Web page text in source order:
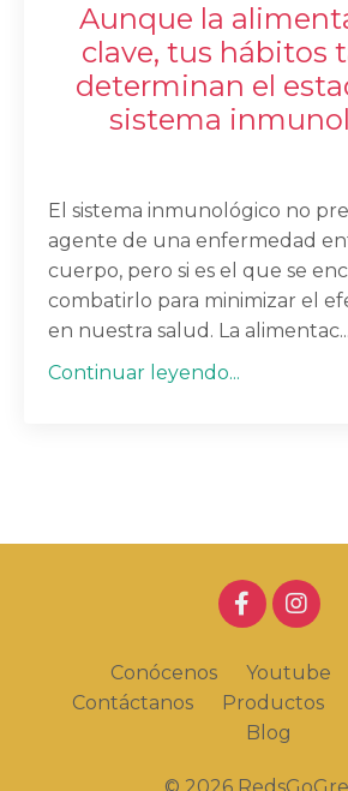
Aunque la
clave, tus hábitos
determinan el
sistema
El sistema inmunológico no
agente de una enfermedad
cuerpo, pero si es el que se
combatirlo para minimizar el
en nuestra salud. La alimentac...
Continuar leyendo...
Conócenos Youtube
Contáctanos
Productos
Blog